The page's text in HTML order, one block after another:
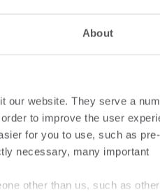
About
our website. They serve a
to improve the user
for you to use, such as pre-
necessary, many important
other than us, such as other